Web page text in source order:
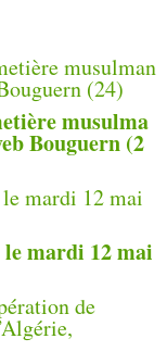
musulma
Bouguern (2
le mardi 12 mai